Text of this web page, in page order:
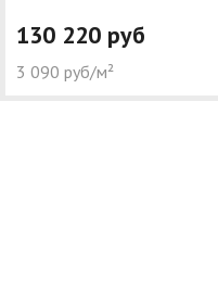
130 220 руб
3 090 руб/м²